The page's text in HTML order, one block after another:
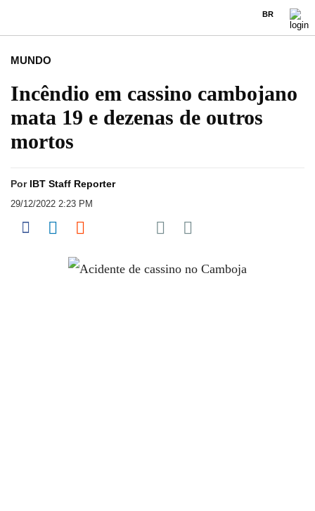
BR
MUNDO
Incêndio em cassino cambojano
mata 19 e dezenas de outros
mortos
Por IBT Staff Reporter
29/12/2022 2:23 PM
Share on Facebook
Share on LinkedIn
Share on Reddit
Share on Flipboard
Share on Pocket